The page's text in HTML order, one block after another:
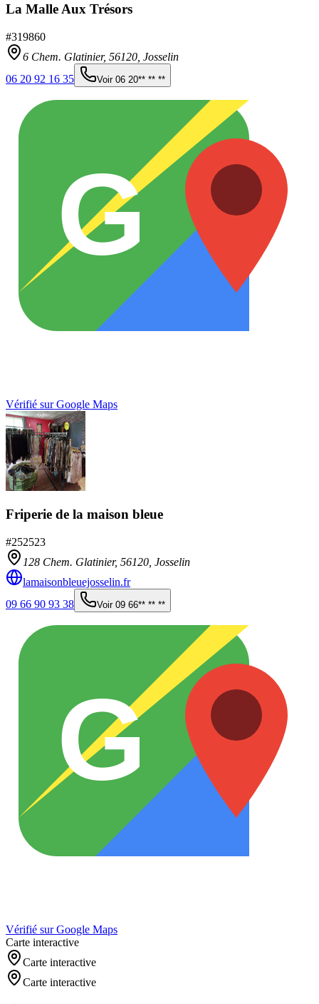
La Malle Aux Trésors
#319860
6 Chem. Glatinier, 56120 Josselin
06 20 92 16 35
Voir 06 20** ** **
G
Vérifié sur Google Maps
Friperie de la maison bleue
#252523
128 Chem. Glatinier, 56120 Josselin
lamaisonbleuejosselin.fr
09 66 90 93 38
Voir 09 66** ** **
G
Vérifié sur Google Maps
Carte interactive
Carte interactive
Carte interactive